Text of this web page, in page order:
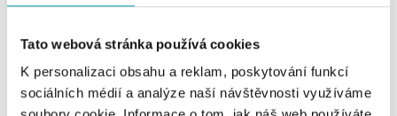
Tato webová stránka používá cookies
K personalizaci obsahu a reklam, poskytování funkcí
sociálních médií a analýze naší návštěvnosti využíváme
Všechny Česko Slovensko